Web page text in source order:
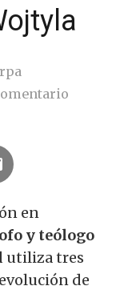
en
y teólogo
utiliza tres
de